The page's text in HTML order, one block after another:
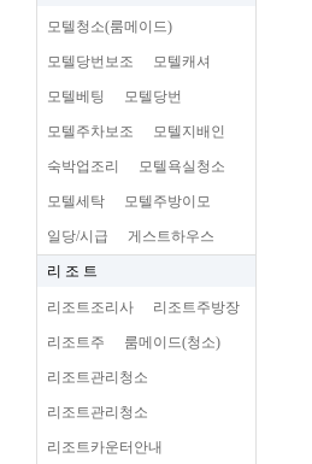
모텔청소(룸메이드)
모텔당번보조 모텔캐셔
모텔베팅 모텔당번
모텔주차보조 모텔지배인
숙박업조리 모텔욕실청소
모텔세탁 모텔주방이모
일당/시급 게스트하우스
리 조 트
리조트조리사 리조트주방장
리조트주 룸메이드(청소)
리조트관리청소
리조트관리청소
리조트카운터안내